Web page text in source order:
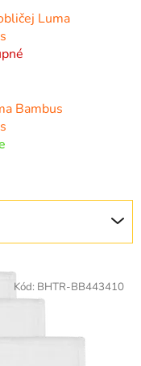
Luma
Bambus
Kód: BHTR-BB443410